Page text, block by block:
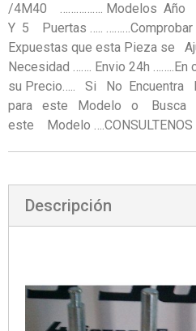
/4M40 ……………. Modelos Año
Y 5 Puertas …..
Expuestas que esta Pieza se
Necesidad ……. Envio 24h
su Precio….. Si No
para este Modelo o Busca
este Modelo ….CONSULTENOS
Descripción